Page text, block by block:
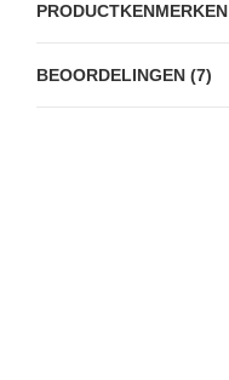
PRODUCTKENMERKEN
BEOORDELINGEN (7)